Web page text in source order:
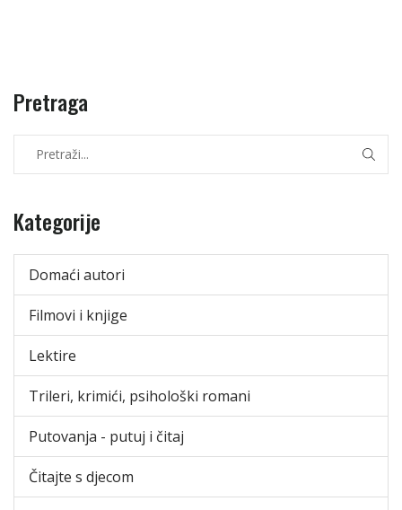
Pretraga
Kategorije
Domaći autori
Filmovi i knjige
Lektire
Trileri, krimići, psihološki romani
Putovanja - putuj i čitaj
Čitajte s djecom